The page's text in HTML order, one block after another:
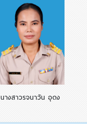
นางสาวรจนาวัน อุดง